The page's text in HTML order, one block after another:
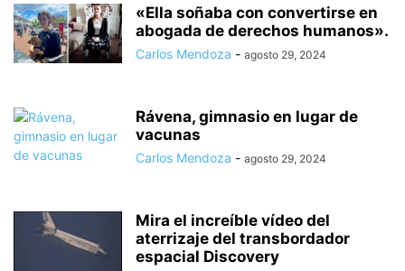
«Ella soñaba con convertirse en
abogada de derechos humanos».
Carlos Mendoza - agosto 29, 2024
Rávena, gimnasio en lugar de
vacunas
Carlos Mendoza - agosto 29, 2024
Mira el increíble vídeo del
aterrizaje del transbordador
espacial Discovery